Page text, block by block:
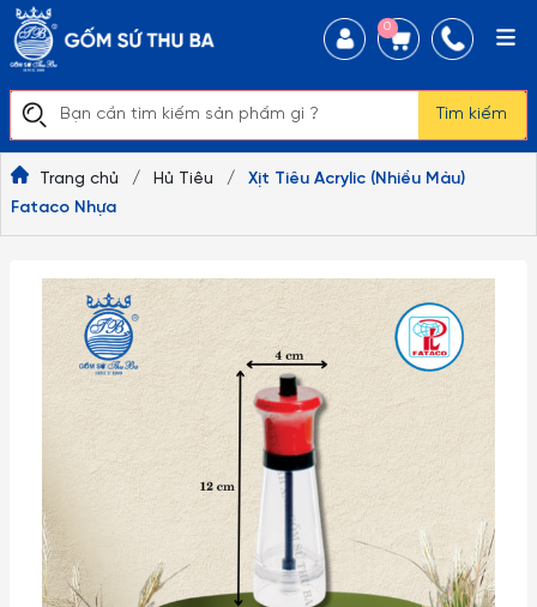
Tìm kiếm
0
Trang chủ / Hủ Tiêu /
Xịt Tiêu Acrylic (Nhiều Màu)
Fataco Nhựa